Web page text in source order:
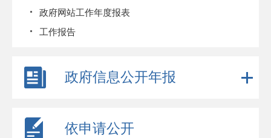
政府网站工作年度报表
工作报告
政府信息公开年报
依申请公开